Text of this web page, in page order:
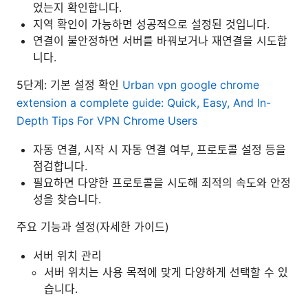
었는지 확인합니다.
지역 확인이 가능하면 성공적으로 설정된 것입니다.
연결이 불안정하면 서버를 바꿔보거나 재연결을 시도합
니다.
5단계: 기본 설정 확인 Urban vpn google chrome
extension a complete guide: Quick, Easy, And In-
Depth Tips For VPN Chrome Users
자동 연결, 시작 시 자동 연결 여부, 프로토콜 설정 등을
점검합니다.
필요하면 다양한 프로토콜을 시도해 최적의 속도와 안정
성을 찾습니다.
주요 기능과 설정(자세한 가이드)
서버 위치 관리
서버 위치는 사용 목적에 맞게 다양하게 선택할 수 있
습니다.